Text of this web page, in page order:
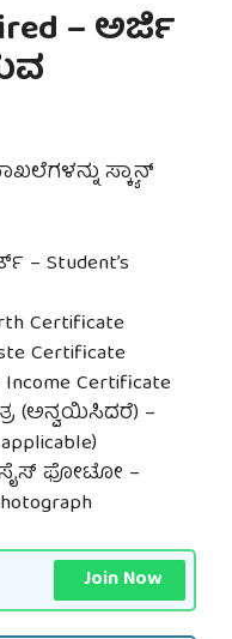
– ಅರ್ಜಿ
ಸ್ಕ್ಯಾನ್
Student’s
Certificate
Certificate
Certificate
(ಅನ್ವಯಿಸಿದರೆ) –
ಫೋಟೋ –
Join Now